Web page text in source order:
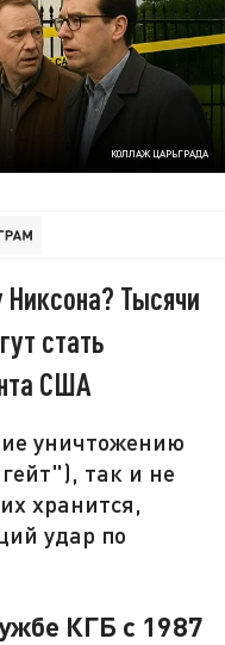
КОЛЛАЖ ЦАРЬГРАДА
Тысячи
стать
США
уничтожению
так и не
хранится,
удар по
КГБ с 1987